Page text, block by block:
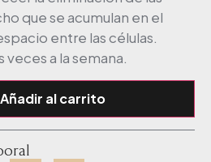
que se acumulan en el
entre las células.
veces a la semana.
Añadir al carrito